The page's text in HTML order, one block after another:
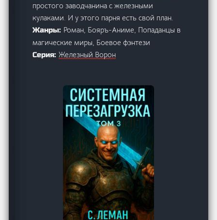
простого заводчанина с железными
кулаками. И у этого парня есть свой план.
Жанры: Роман, Бояръ-Аниме, Попаданцы в
магические миры, Боевое фэнтези
Серия:Железный Ворон